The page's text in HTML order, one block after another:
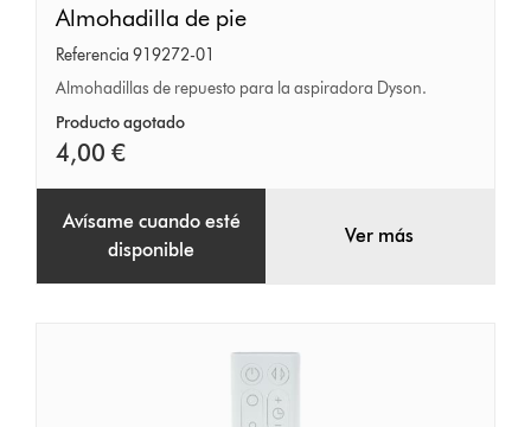
de
pie
Almohadilla de pie
Referencia 919272-01
Almohadillas de repuesto para la aspiradora Dyson.
Producto agotado
4,00 €
Avísame cuando esté
disponible
Ver más